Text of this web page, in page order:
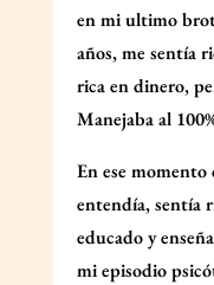
en mi ultimo
años, me sentía
rica en dinero,
Manejaba al
En ese
entendía, sentía
educado y
mi episodio